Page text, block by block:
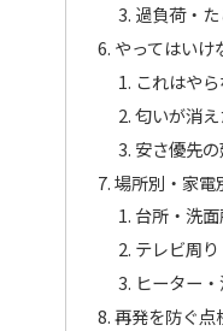
過負荷・
やってはいけ
これはや
匂いが消
安さ優先
場所別・家電
台所・洗
テレビ周
ヒーター
再発を防ぐ点